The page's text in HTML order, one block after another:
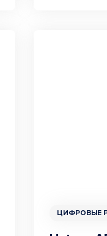
ЦИФРОВЫЕ